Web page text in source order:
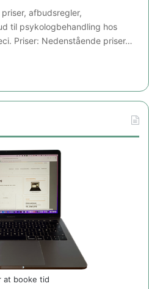
afbudsregler,
til psykologbehandling hos
Priser: Nedenstående priser…
at booke tid